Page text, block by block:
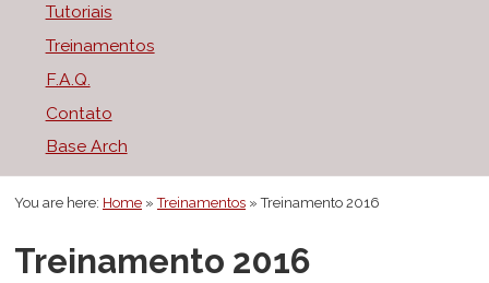
y
n
u
Tutoriais
Treinamentos
F.A.Q.
Contato
Base Arch
You are here: Home »Treinamentos »Treinamento 2016
Treinamento 2016